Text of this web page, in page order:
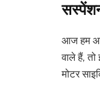
आज हम
वाले हैं,
मोटर